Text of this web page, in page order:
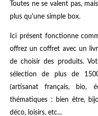
Toutes ne se valent pas,
plus qu'une simple box.
Ici présent fonctionne
offrez un coffret avec un
de choisir des produits.
sélection de plus de
(artisanat français, bio,
thématiques : bien être,
déco, loisirs, etc...